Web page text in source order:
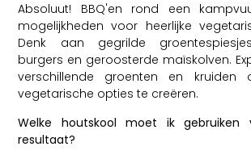
Absoluut! BBQ'en rond een
mogelijkheden voor heerlijke
Denk aan gegrilde
burgers en geroosterde maïskolven.
verschillende groenten en kruiden
vegetarische opties te creëren.
Welke houtskool moet ik
resultaat?